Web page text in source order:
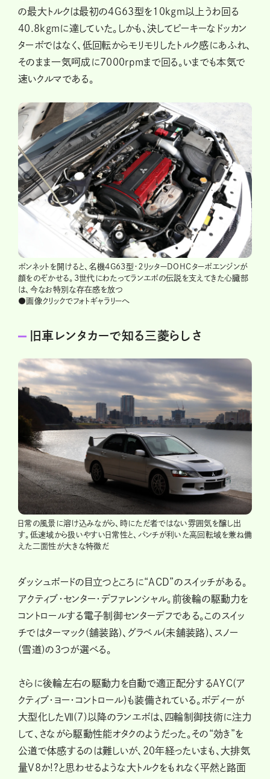
の最大トルクは最初の４G63型を10kgｍ以上うわ回る
40.8kgｍに達していた。しかも、決してピーキーなドッカン
ターボではなく、低回転からモリモリしたトルク感にあふれ、
そのまま一気呵成に7000rpmまで回る。いまでも本気で
速いクルマである。
ボンネットを開けると、名機4G63型・２リッターDOHCターボエンジンが
顔をのぞかせる。3世代にわたってランエボの伝説を支えてきた心臓部
は、今なお特別な存在感を放つ
●画像クリックでフォトギャラリーへ
旧車レンタカーで知る三菱らしさ
日常の風景に溶け込みながら、時にただ者ではない雰囲気を醸し出
す。低速域から扱いやすい日常性と、パンチが利いた高回転域を兼ね備
えた二面性が大きな特徴だ
ダッシュボードの目立つところに“ACD”のスイッチがある。
アクティブ・センター・デファレンシャル。前後輪の駆動力を
コントロールする電子制御センターデフである。このスイッ
チではターマック(舗装路)、グラベル(未舗装路)、スノー
(雪道)の３つが選べる。
さらに後輪左右の駆動力を自動で適正配分するAYC(ア
クティブ・ヨー・コントロール)も装備されている。ボディーが
大型化したⅦ(7)以降のランエボは、四輪制御技術に注力
して、さながら駆動性能オタクのようだった。その“効き”を
公道で体感するのは難しいが、20年経ったいまも、大排気
量V8か!?と思わせるような大トルクをもれなく平然と路面